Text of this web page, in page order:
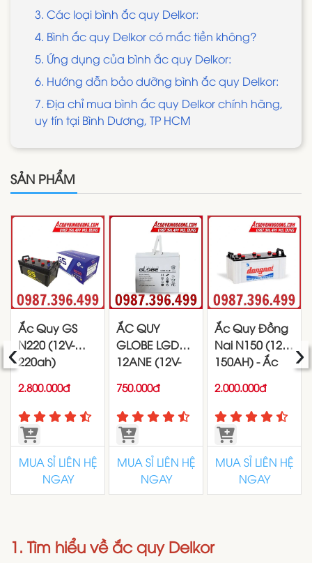
3. Các loại bình ắc quy Delkor:
4. Bình ắc quy Delkor có mắc tiền không?
5. Ứng dụng của bình ắc quy Delkor:
6. Hướng dẫn bảo dưỡng bình ắc quy Delkor:
7. Địa chỉ mua bình ắc quy Delkor chính hãng,
uy tín tại Bình Dương, TP HCM
SẢN PHẨM
Ắc Quy GS
N220 (12V-
220ah)
2.800.000đ
MUA SỈ LIÊN HỆ
NGAY
ẮC QUY
GLOBE LGD24-
12ANE (12V-
750.000đ
MUA SỈ LIÊN HỆ
NGAY
Ắc Quy Đồng
Nai N150 (12V-
150AH) - Ắc
150ah - 12V
2.000.000đ
MUA SỈ LIÊN HỆ
NGAY
‹ ›
1. Tìm hiểu về ắc quy Delkor